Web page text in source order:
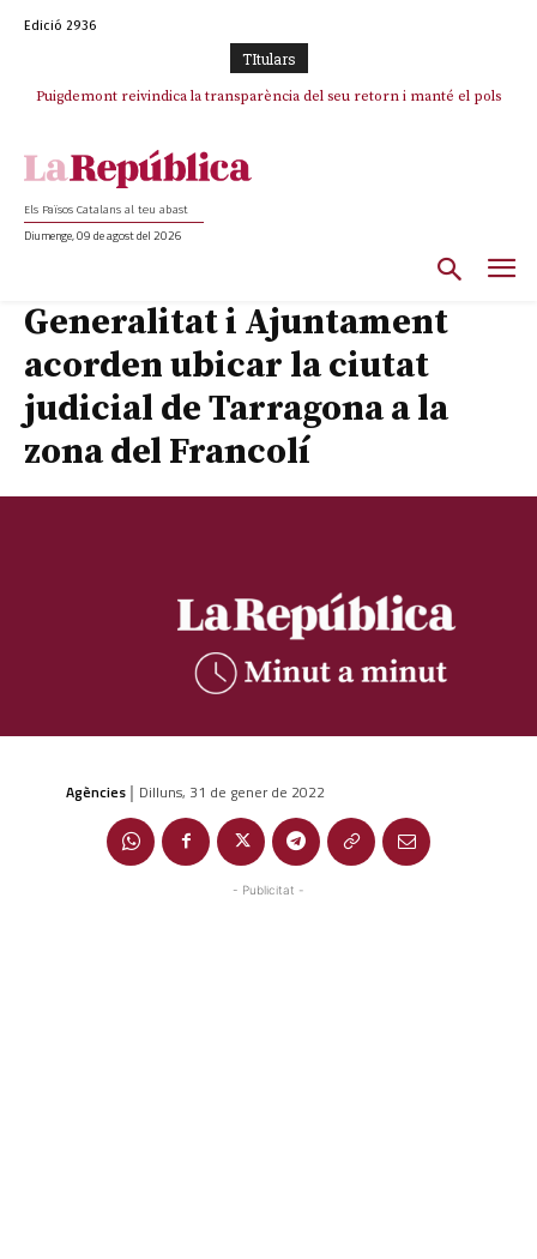
Edició 2936
TItulars
Puigdemont reivindica la transparència del seu retorn i manté el pols
Els Països Catalans al teu abast
Diumenge, 09 de agost del 2026
Generalitat i Ajuntament
acorden ubicar la ciutat
judicial de Tarragona a la
zona del Francolí
Agències | Dilluns, 31 de gener de 2022
- Publicitat -